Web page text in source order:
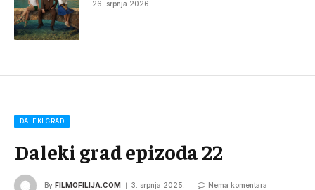
26. srpnja 2026.
DALEKI GRAD
Daleki grad epizoda 22
By FILMOFILIJA.COM 3. srpnja 2025. Nema komentara